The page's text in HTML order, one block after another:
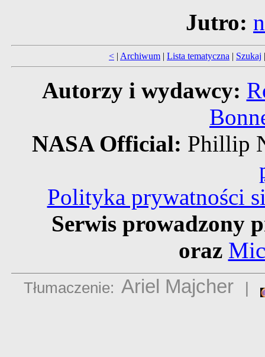
Jutro:
< | Archiwum | Lista tematyczna | Szukaj
Autorzy i wydawcy:
NASA Official: Phillip
Polityka prywatności
Serwis prowadzony
oraz
Tłumaczenie: Ariel Majcher |